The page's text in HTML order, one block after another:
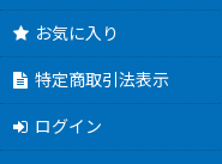
お気に入り
特定商取引法表示
ログイン